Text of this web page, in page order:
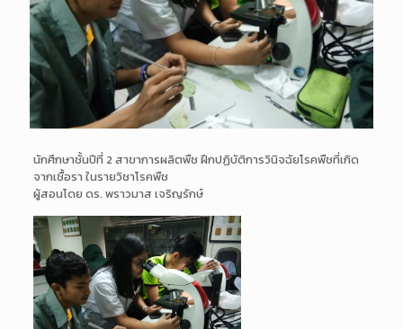
นักศึกษาชั้นปีที่ 2 สาขาการผลิตพืช ฝึกปฏิบัติการวินิจฉัยโรคพืชที่เกิด
จากเชื้อรา ในรายวิชาโรคพืช
ผู้สอนโดย ดร. พราวมาส เจริญรักษ์